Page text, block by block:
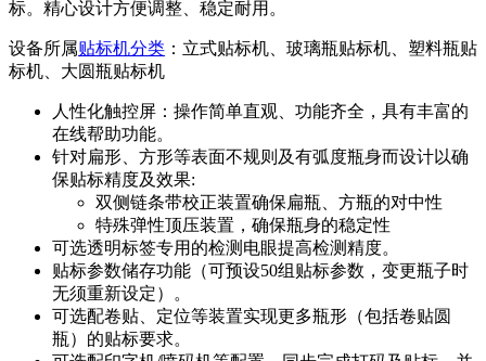
标。精心设计方便调整、稳定耐用。
设备所属贴标机分类 ：立式贴标机、玻璃瓶贴标机、塑料瓶贴
标机、大圆瓶贴标机
人性化触控屏：操作简单直观、功能齐全，具有丰富的
在线帮助功能。
针对扁形、方形等表面不规则及有弧度瓶身而设计以确
保贴标精度及效果:
双侧链条带校正装置确保扁瓶、方瓶的对中性
特殊弹性顶压装置，确保瓶身的稳定性
可选透明标签专用的检测电眼提高检测精度。
贴标参数储存功能（可预设50组贴标参数，变更瓶子时
无须重新设定）。
可选配卷贴、定位等装置实现更多瓶形（包括卷贴圆
瓶）的贴标要求。